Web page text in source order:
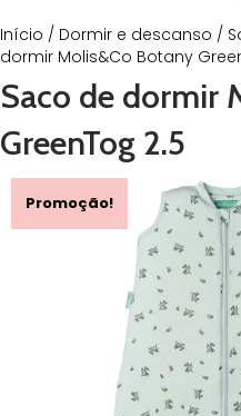
Início / Dormir e descanso /
dormir Molis&Co Botany
Saco de dormir
GreenTog 2.5
Promoção!